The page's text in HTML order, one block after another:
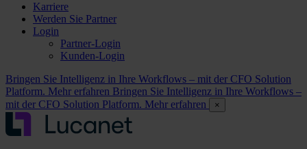
Karriere
Werden Sie Partner
Login
Partner-Login
Kunden-Login
Bringen Sie Intelligenz in Ihre Workflows – mit der CFO Solution
Platform. Mehr erfahren Bringen Sie Intelligenz in Ihre Workflows –
mit der CFO Solution Platform. Mehr erfahren
×